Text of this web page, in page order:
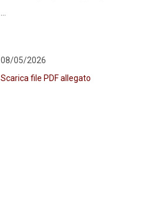
08/05/2026
Scarica file PDF allegato